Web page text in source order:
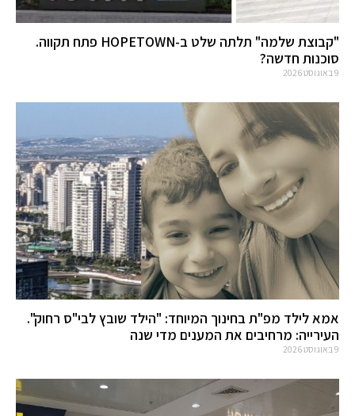
"קבוצת שלמה" תלתה שלט ב-HOPETOWN פתח תקווה.
סוכנות חדשה?
9 באוגוסט 2026
אמא לילד מפ"ת בחינוך המיוחד: "הילד שובץ לבי"ס רחוק".
העירייה: מרחיבים את המענים מדי שנה
9 באוגוסט 2026